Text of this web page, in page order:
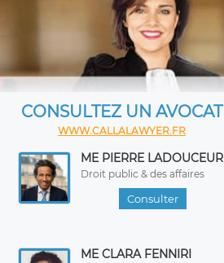
CONSULTEZ UN AVOCAT
WWW.CALLALAWYER.FR
ME PIERRE LADOUCEUR
Droit public & des affaires
Consulter
ME CLARA FENNIRI